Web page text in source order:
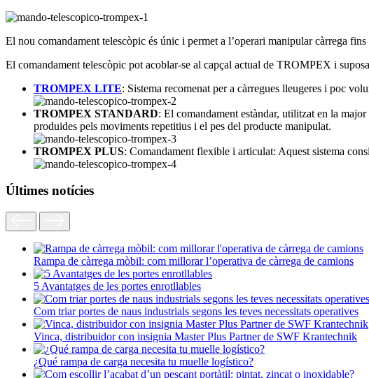
El nou comandament telescòpic és únic i permet a l’operari manipular càrrega
El comandament telescòpic pot acoblar-se al capçal actual de TROMPEX i
TROMPEX LITE: Sistema recomenat per a càrregues lleugeres i poc
TROMPEX STANDARD: El comandament estàndar, utilitzat en la
produides pels moviments repetitius i el pes del producte manipulat.
TROMPEX PLUS: Comandament flexible i articulat: Aquest sistema
Últimes notícies
Rampa de càrrega mòbil: com millorar l’operativa de càrrega de camions
5 Avantatges de les portes enrotllables
Com triar portes de naus industrials segons les teves necessitats operatives
Vinca, distribuidor con insignia Master Plus Partner de SWF Krantechnik
¿Qué rampa de carga necesita tu muelle logístico?